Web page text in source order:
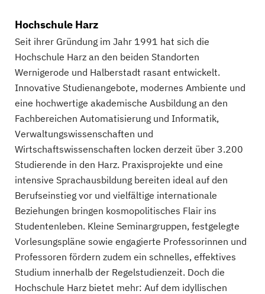
Hochschule Harz
Seit ihrer Gründung im Jahr 1991 hat sich die
Hochschule Harz an den beiden Standorten
Wernigerode und Halberstadt rasant entwickelt.
Innovative Studienangebote, modernes Ambiente und
eine hochwertige akademische Ausbildung an den
Fachbereichen Automatisierung und Informatik,
Verwaltungswissenschaften und
Wirtschaftswissenschaften locken derzeit über 3.200
Studierende in den Harz. Praxisprojekte und eine
intensive Sprachausbildung bereiten ideal auf den
Berufseinstieg vor und vielfältige internationale
Beziehungen bringen kosmopolitisches Flair ins
Studentenleben. Kleine Seminargruppen, festgelegte
Vorlesungspläne sowie engagierte Professorinnen und
Professoren fördern zudem ein schnelles, effektives
Studium innerhalb der Regelstudienzeit. Doch die
Hochschule Harz bietet mehr: Auf dem idyllischen